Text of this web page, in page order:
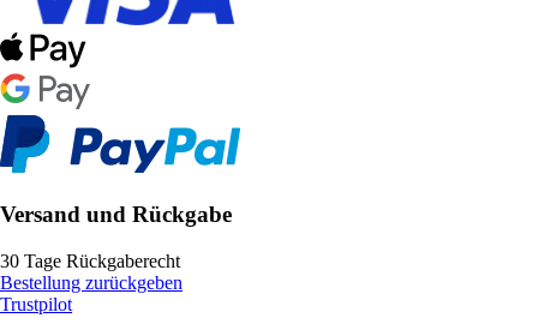
Versand und Rückgabe
30 Tage Rückgaberecht
Bestellung zurückgeben
Trustpilot